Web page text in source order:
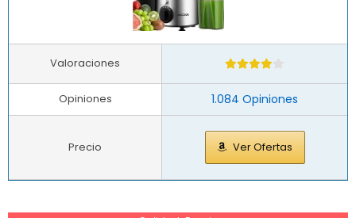
1.084 Opiniones
Ver Ofertas
Valoraciones
Opiniones
Precio